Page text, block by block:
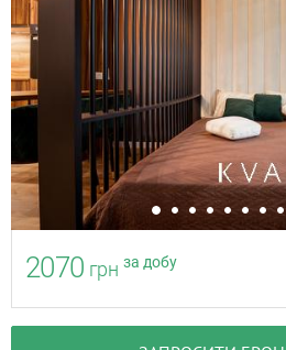
2070 грн за добу